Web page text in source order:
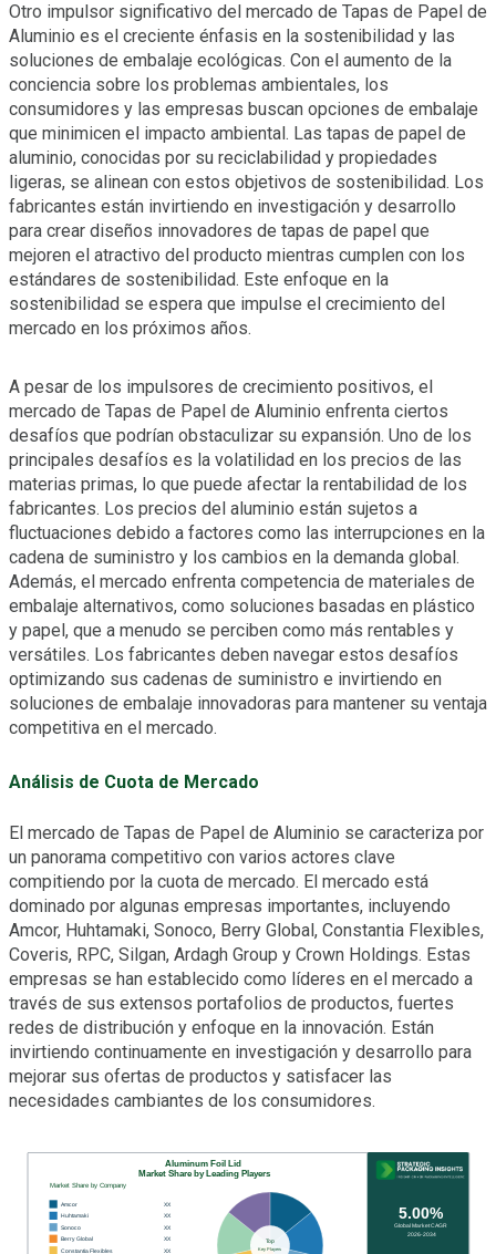
Otro impulsor significativo del mercado de Tapas de Papel de
Aluminio es el creciente énfasis en la sostenibilidad y las
soluciones de embalaje ecológicas. Con el aumento de la
conciencia sobre los problemas ambientales, los
consumidores y las empresas buscan opciones de embalaje
que minimicen el impacto ambiental. Las tapas de papel de
aluminio, conocidas por su reciclabilidad y propiedades
ligeras, se alinean con estos objetivos de sostenibilidad. Los
fabricantes están invirtiendo en investigación y desarrollo
para crear diseños innovadores de tapas de papel que
mejoren el atractivo del producto mientras cumplen con los
estándares de sostenibilidad. Este enfoque en la
sostenibilidad se espera que impulse el crecimiento del
mercado en los próximos años.
A pesar de los impulsores de crecimiento positivos, el
mercado de Tapas de Papel de Aluminio enfrenta ciertos
desafíos que podrían obstaculizar su expansión. Uno de los
principales desafíos es la volatilidad en los precios de las
materias primas, lo que puede afectar la rentabilidad de los
fabricantes. Los precios del aluminio están sujetos a
fluctuaciones debido a factores como las interrupciones en la
cadena de suministro y los cambios en la demanda global.
Además, el mercado enfrenta competencia de materiales de
embalaje alternativos, como soluciones basadas en plástico
y papel, que a menudo se perciben como más rentables y
versátiles. Los fabricantes deben navegar estos desafíos
optimizando sus cadenas de suministro e invirtiendo en
soluciones de embalaje innovadoras para mantener su ventaja
competitiva en el mercado.
Análisis de Cuota de Mercado
El mercado de Tapas de Papel de Aluminio se caracteriza por
un panorama competitivo con varios actores clave
compitiendo por la cuota de mercado. El mercado está
dominado por algunas empresas importantes, incluyendo
Amcor, Huhtamaki, Sonoco, Berry Global, Constantia Flexibles,
Coveris, RPC, Silgan, Ardagh Group y Crown Holdings. Estas
empresas se han establecido como líderes en el mercado a
través de sus extensos portafolios de productos, fuertes
redes de distribución y enfoque en la innovación. Están
invirtiendo continuamente en investigación y desarrollo para
mejorar sus ofertas de productos y satisfacer las
necesidades cambiantes de los consumidores.